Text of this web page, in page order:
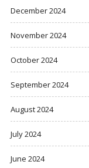
December 2024
November 2024
October 2024
September 2024
August 2024
July 2024
June 2024